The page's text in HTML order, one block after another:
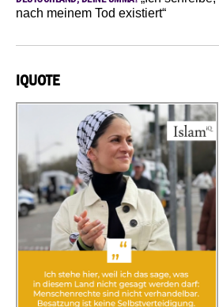
nach meinem Tod existiert“
IQUOTE